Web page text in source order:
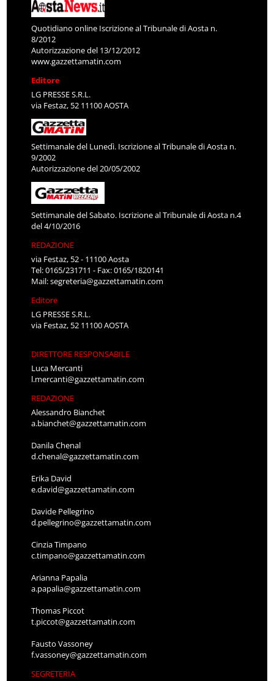
Quotidiano online Iscrizione al Tribunale di Aosta n.
8/2012
Autorizzazione del 13/12/2012
www.gazzettamatin.com
Editore
LG PRESSE S.R.L.
via Festaz, 52 11100 AOSTA
Settimanale del Lunedì. Iscrizione al Tribunale di Aosta n.
9/2002
Autorizzazione del 20/05/2002
Settimanale del Sabato. Iscrizione al Tribunale di Aosta n.4
del 4/10/2016
REDAZIONE
via Festaz, 52 - 11100 Aosta
Tel: 0165/231711 - Fax: 0165/1820141
Mail:segreteria@gazzettamatin.com
Editore
LG PRESSE S.R.L.
via Festaz, 52 11100 AOSTA
DIRETTORE RESPONSABILE
Luca Mercanti
l.mercanti@gazzettamatin.com
REDAZIONE
Alessandro Bianchet
a.bianchet@gazzettamatin.com
Danila Chenal
d.chenal@gazzettamatin.com
Erika David
e.david@gazzettamatin.com
Davide Pellegrino
d.pellegrino@gazzettamatin.com
Cinzia Timpano
c.timpano@gazzettamatin.com
Arianna Papalia
a.papalia@gazzettamatin.com
Thomas Piccot
t.piccot@gazzettamatin.com
Fausto Vassoney
f.vassoney@gazzettamatin.com
SEGRETERIA